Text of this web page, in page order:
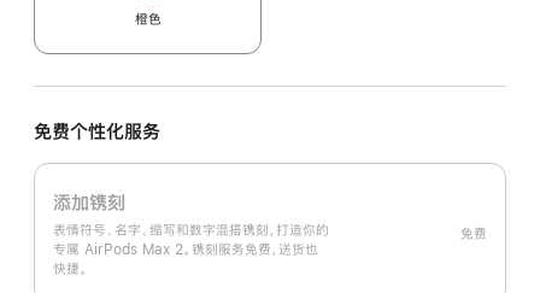
橙色
免费个性化服务
添加镌刻
表情符号、名字、缩写和数字混搭镌刻，打造你的
专属 AirPods Max 2。镌刻服务免费，送货也
快捷。
免费